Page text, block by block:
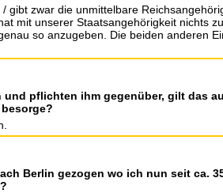
gibt zwar die unmittelbare
mit unserer Staatsangehörigkeit nichts
so anzugeben. Die beiden anderen
pflichten ihm gegenüber, gilt das
Berlin gezogen wo ich nun seit ca.